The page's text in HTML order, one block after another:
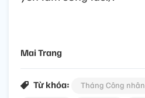
Mai Trang
Từ khóa: Tháng Công nhân